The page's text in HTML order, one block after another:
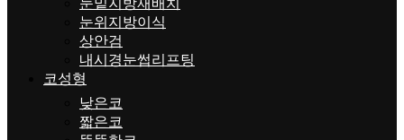
눈밑지방재배치
눈위지방이식
상안검
내시경눈썹리프팅
코성형
낮은코
짧은코